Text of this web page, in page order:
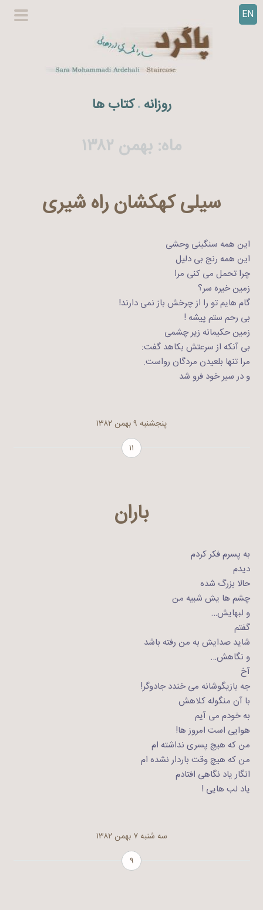
EN
روزانه . کتاب ها
ماه: بهمن ۱۳۸۲
سیلی کهکشان راه شیری
این همه سنگینی وحشی
این همه رنج بی دلیل
چرا تحمل می کنی مرا
زمین خیره سر؟
گام هایم تو را از چرخش باز نمی دارند!
بی رحم ستم پیشه !
زمین حکیمانه زیر چشمی
بی آنکه از سرعتش بکاهد گفت:
مرا تنها بلعیدن مردگان رواست.
و در سیر خود فرو شد
پنجشنبه ۹ بهمن ۱۳۸۲
۱۱
باران
به پسرم فکر کردم
دیدم
حالا بزرگ شده
چشم ها یش شبیه من
و لبهایش…
گفتم
شاید صدایش به من رفته باشد
و نگاهش…
آخ
جه بازیگوشانه می خندد جادوگر!
با آن منگوله کلاهش
به خودم می آیم
هوایی است امروز ها!
من که هیچ پسری نداشته ام
من که هیچ وقت باردار نشده ام
انگار یاد نگاهی افتادم
یاد لب هایی !
سه شنبه ۷ بهمن ۱۳۸۲
۹